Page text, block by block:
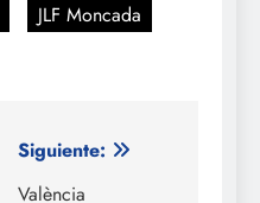
JLF Moncada
Siguiente:
València